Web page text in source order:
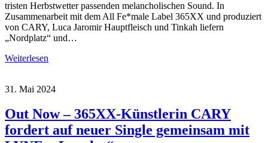
tristen Herbstwetter passenden melancholischen Sound. In
Zusammenarbeit mit dem All Fe*male Label 365XX und produziert
von CARY, Luca Jaromir Hauptfleisch und Tinkah liefern
„Nordplatz“ und…
Weiterlesen
31. Mai 2024
Out Now – 365XX-Künstlerin CARY
fordert auf neuer Single gemeinsam mit